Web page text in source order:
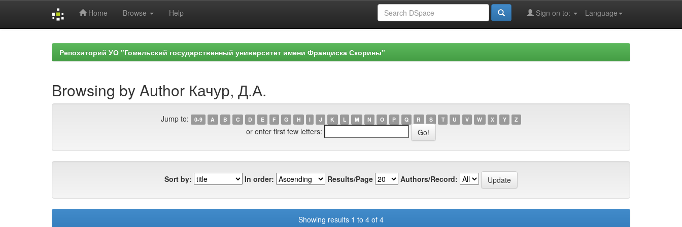
Home Browse Help Language
Sign on to:
Репозиторий УО "Гомельский государственный университет имени Франциска Скорины"
Browsing by Author Качур, Д.А.
Jump to: 0-9 A B C D E F G H I J K L M N O P Q R S T U V W X Y Z
or enter first few letters:
Sort by: In order: Results/Page Authors/Record:
Showing results 1 to 4 of 4